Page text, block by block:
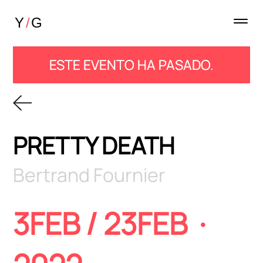
ESTE EVENTO HA PASADO.
PRETTY DEATH
Bertrand Fournier
3FEB / 23FEB ·